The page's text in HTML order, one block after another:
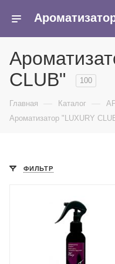
CLUB"
100
Главная — Каталог —
Ароматизатор "LUXURY
ФИЛЬТР